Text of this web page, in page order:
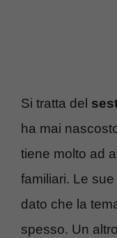
Si tratta del
ha mai
tiene molto ad
familiari. Le
dato che la
spesso. Un